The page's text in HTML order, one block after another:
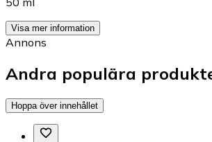
Visa mer information
Annons
Andra populära
Hoppa över innehållet